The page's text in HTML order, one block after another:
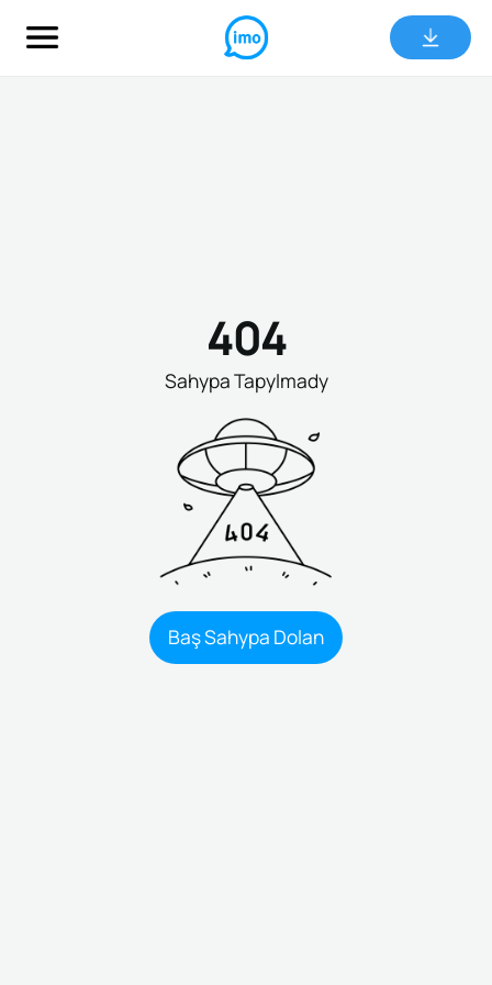
404
Sahypa Tapylmady
Baş Sahypa Dolan